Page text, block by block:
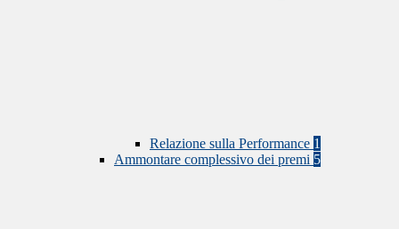
Relazione sulla Performance 1
Ammontare complessivo dei premi 5